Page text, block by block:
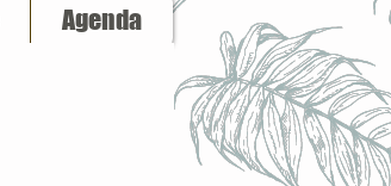
Agenda